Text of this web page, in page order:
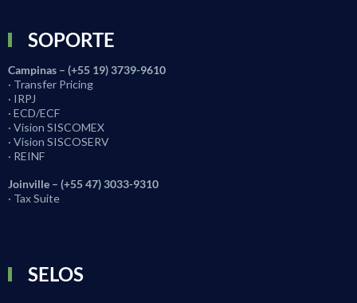
SOPORTE
Campinas – (+55 19) 3739-9610
· Transfer Pricing
· IRPJ
· ECD/ECF
· Vision SISCOMEX
· Vision SISCOSERV
· REINF
Joinville – (+55 47) 3033-9310
· Tax Suite
SELOS